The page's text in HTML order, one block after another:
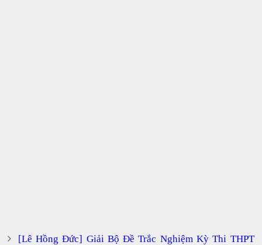
[Lê Hồng Đức] Giải Bộ Đề Trắc Nghiệm Kỳ Thi THPT